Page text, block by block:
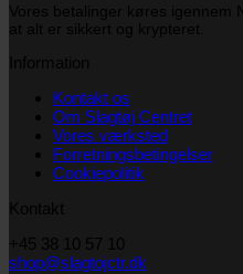
Vores betalinger køres igennem
at alt er sikkert og krypteret.
Information
Kontakt os
Om Slagtøj Centret
Vores værksted
Forretningsbetingelser
Cookiepolitik
Kontakt
+45 38 10 57 10
shop@slagtojctr.dk